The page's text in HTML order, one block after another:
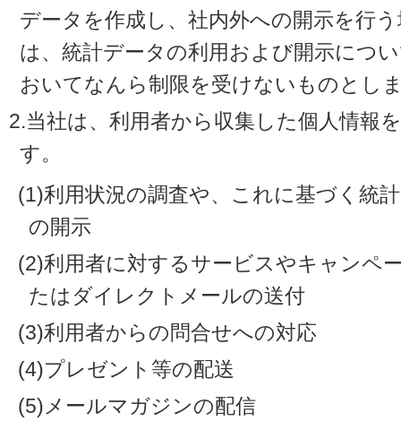
データを作成し、社内外への開示を行
は、統計データの利用および開示につ
おいてなんら制限を受けないものとし
2.当社は、利用者から収集した個人情報
す。
(1)利用状況の調査や、これに基づく統
の開示
(2)利用者に対するサービスやキャンペ
たはダイレクトメールの送付
(3)利用者からの問合せへの対応
(4)プレゼント等の配送
(5)メールマガジンの配信